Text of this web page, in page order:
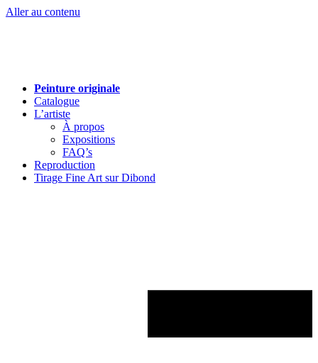
Aller au contenu
Peinture originale
Catalogue
L’artiste
À propos
Expositions
FAQ’s
Reproduction
Tirage Fine Art sur Dibond